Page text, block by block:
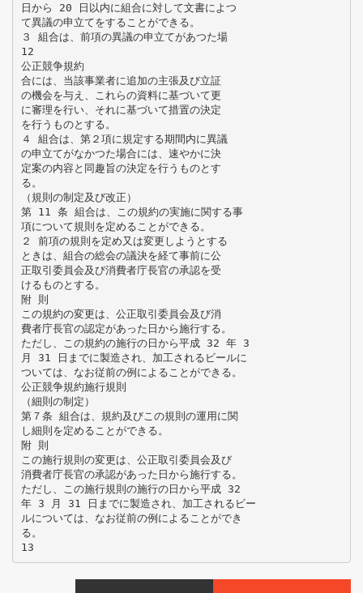
日から 20 日以内に組合に対して文書によつ
て異議の申立てをすることができる。
３ 組合は、前項の異議の申立てがあつた場
12
公正競争規約
合には、当該事業者に追加の主張及び立証
の機会を与え、これらの資料に基づいて更
に審理を行い、それに基づいて措置の決定
を行うものとする。
４ 組合は、第２項に規定する期間内に異議
の申立てがなかつた場合には、速やかに決
定案の内容と同趣旨の決定を行うものとす
る。
（規則の制定及び改正）
第 11 条 組合は、この規約の実施に関する事
項について規則を定めることができる。
２ 前項の規則を定め又は変更しようとする
ときは、組合の総会の議決を経て事前に公
正取引委員会及び消費者庁長官の承認を受
けるものとする。
附 則
この規約の変更は、公正取引委員会及び消
費者庁長官の認定があった日から施行する。
ただし、この規約の施行の日から平成 32 年 3
月 31 日までに製造され、加工されるビールに
ついては、なお従前の例によることができる。
公正競争規約施行規則
（細則の制定）
第７条 組合は、規約及びこの規則の運用に関
し細則を定めることができる。
附 則
この施行規則の変更は、公正取引委員会及び
消費者庁長官の承認があった日から施行する。
ただし、この施行規則の施行の日から平成 32
年 3 月 31 日までに製造され、加工されるビー
ルについては、なお従前の例によることができ
る。